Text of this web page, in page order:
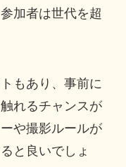
加者は世代を超
もあり、事前に
れるチャンスが
や撮影ルールが
と良いでしょ